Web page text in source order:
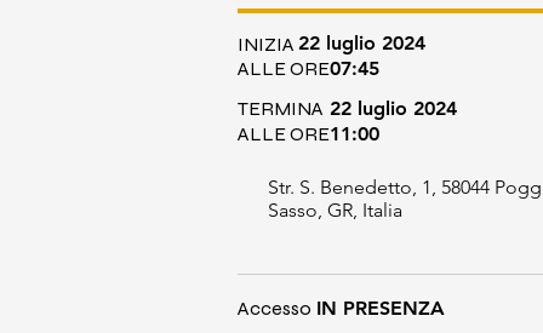
22 luglio 2024
INIZIA
07:45
ALLE ORE
22 luglio 2024
TERMINA
11:00
ALLE ORE
Str. S. Benedetto, 1, 58044
Sasso, GR, Italia
Accesso IN PRESENZA